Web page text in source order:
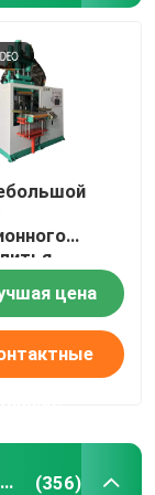
делая
делать
цена
Гидравлическая вулканизируя машина (356)